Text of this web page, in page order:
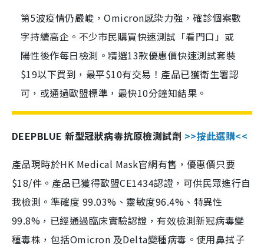
第5波疫情仍嚴峻，Omicron感染力強，確診個案數
字持續高企。不少市民購買快速測試「看門口」或
陽性後作每日檢測。精選13款優惠價快速測試套裝
$19以下買到，最平$10有交易！產品已獲衛生署認
可，或通過歐盟標準，最快10分鐘知結果。
DEEPBLUE 新型冠狀病毒抗原檢測試劑 >>按此選購<<
產品現時於HK Medical Mask官網有售，優惠價只要
$18/件。產品已獲得歐盟CE1434認證，可供民眾進行自
我檢測。準確度 99.03%、靈敏度96.4%、特異性
99.8%，已經通過臨床實驗認證，有效檢測新冠病毒變
種毒株，包括Omicron 及Delta變種病毒。使用鼻拭子